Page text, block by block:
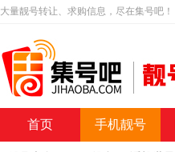
大量靓号转让、求购信息，尽在集号吧！
首页 手机靓号